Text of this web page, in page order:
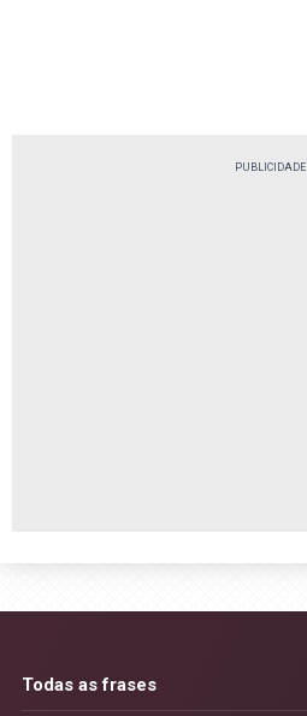
PUBLICIDADE
Todas as frases